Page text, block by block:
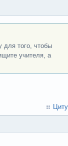
того, чтобы
учителя, а